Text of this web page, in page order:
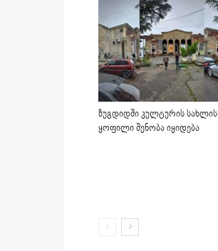
ზუგდიდში კულტურის სახლის
ყოფილი შენობა იყიდება